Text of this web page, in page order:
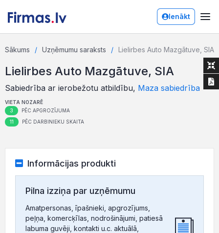
Ienākt
Sākums Uzņēmumu saraksts Lielirbes Auto Mazgātuve, SIA
Lielirbes Auto Mazgātuve, SIA
Sabiedrība ar ierobežotu atbildību, Maza sabiedrība
VIETA NOZARĒ
3 PĒC APGROZĪJUMA
11 PĒC DARBINIEKU SKAITA
Informācijas produkti
Pilna izziņa par uzņēmumu
Amatpersonas, īpašnieki, apgrozījums,
peļņa, komercķīlas, nodrošinājumi, patiesā
labuma guvēji, kontakti u.c. aktuālā,